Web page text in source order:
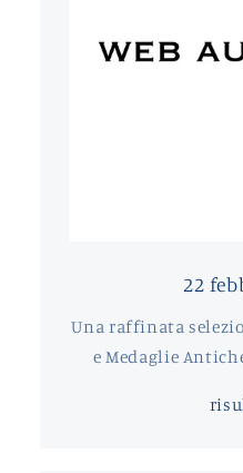
22
Una raffinata
e Medaglie